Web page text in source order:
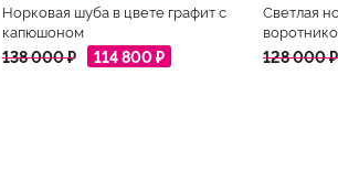
Норковая шуба в цвете графит с
капюшоном
138 000 ₽ 114 800 ₽
Светлая
128 000 ₽